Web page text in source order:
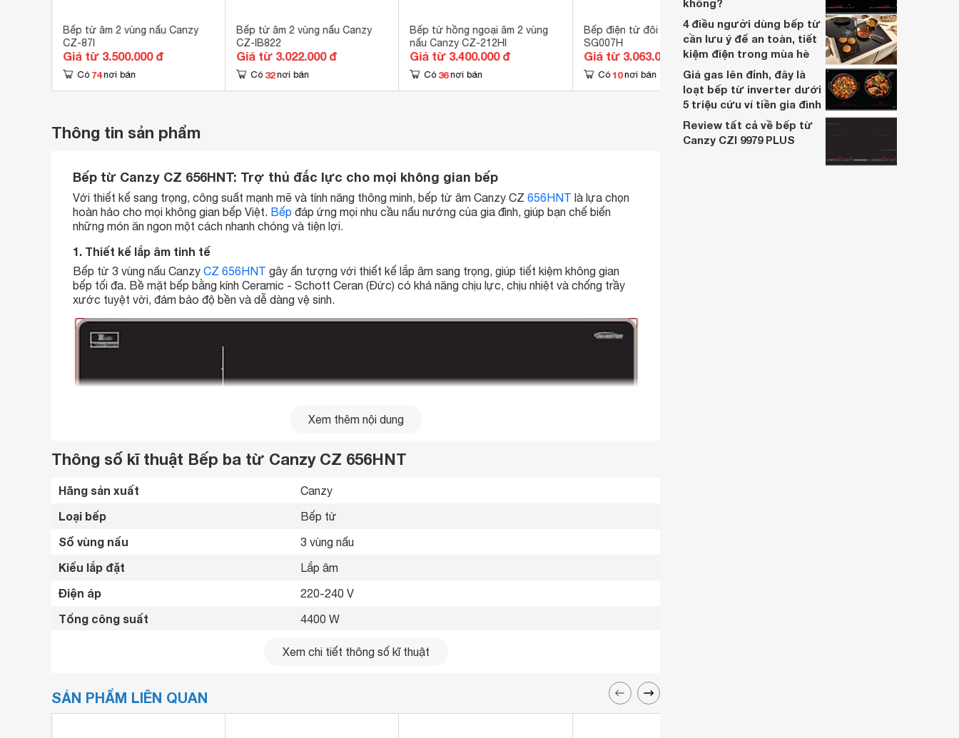
Bếp từ âm 2 vùng nấu Canzy
CZ-87I
Giá từ 3.500.000 đ
Có 74 nơi bán
Bếp từ âm 2 vùng nấu Canzy
CZ-IB822
Giá từ 3.022.000 đ
Có 32 nơi bán
Bếp từ hồng ngoại âm 2 vùng
nấu Canzy CZ-212HI
Giá từ 3.400.000 đ
Có 36 nơi bán
Bếp điện từ đôi Canzy CZ-
SG007H
Giá từ 3.063.000 đ
Có 10 nơi bán
Bếp từ đôi Canzy CZ-SG002
Giá từ 2.796.000 đ
Có 32 nơi bán
Thông tin sản phẩm
Bếp từ Canzy CZ 656HNT: Trợ thủ đắc lực cho mọi không gian bếp
Với thiết kế sang trọng, công suất mạnh mẽ và tính năng thông minh, bếp từ âm Canzy CZ 656HNT là lựa chọn
hoàn hảo cho mọi không gian bếp Việt. Bếp đáp ứng mọi nhu cầu nấu nướng của gia đình, giúp bạn chế biến
những món ăn ngon một cách nhanh chóng và tiện lợi.
1. Thiết kế lắp âm tinh tế
Bếp từ 3 vùng nấu Canzy CZ 656HNT gây ấn tượng với thiết kế lắp âm sang trọng, giúp tiết kiệm không gian
bếp tối đa. Bề mặt bếp bằng kính Ceramic - Schott Ceran (Đức) có khả năng chịu lực, chịu nhiệt và chống trầy
xước tuyệt vời, đảm bảo độ bền và dễ dàng vệ sinh.
Xem thêm nội dung
Thông số kĩ thuật Bếp ba từ Canzy CZ 656HNT
Hãng sản xuất Canzy
Loại bếp Bếp từ
Số vùng nấu 3 vùng nấu
Kiểu lắp đặt Lắp âm
Điện áp 220-240 V
Tổng công suất 4400 W
Lò trái: 1900W, Booster: 2200W
Lò phải: 1900W, Booster: 2200W
Chất liệu mặt bếp Mặt kính Kanger
Xem chi tiết thông số kĩ thuật
SẢN PHẨM LIÊN QUAN
không?
4 điều người dùng bếp từ
cần lưu ý để an toàn, tiết
kiệm điện trong mùa hè
Giá gas lên đỉnh, đây là
loạt bếp từ inverter dưới
5 triệu cứu ví tiền gia đình
Review tất cả về bếp từ
Canzy CZI 9979 PLUS